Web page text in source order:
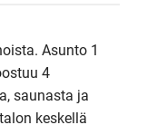
Asunto 1
4
saunasta ja
keskellä